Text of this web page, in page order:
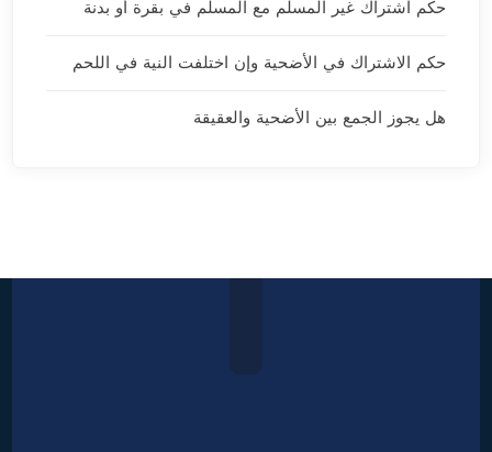
حكم اشتراك غير المسلم مع المسلم في بقرة أو بدنة
حكم الاشتراك في الأضحية وإن اختلفت النية في اللحم
هل يجوز الجمع بين الأضحية والعقيقة